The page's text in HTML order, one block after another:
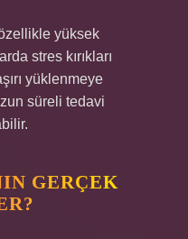
yüksek
stres kırıkları
yüklenmeye
süreli tedavi
GERÇEK